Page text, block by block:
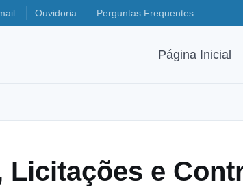
Ouvidoria Perguntas Frequentes
Página Inicial
Licitações e